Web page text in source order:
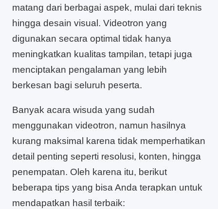
matang dari berbagai aspek, mulai dari teknis
hingga desain visual. Videotron yang
digunakan secara optimal tidak hanya
meningkatkan kualitas tampilan, tetapi juga
menciptakan pengalaman yang lebih
berkesan bagi seluruh peserta.
Banyak acara wisuda yang sudah
menggunakan videotron, namun hasilnya
kurang maksimal karena tidak memperhatikan
detail penting seperti resolusi, konten, hingga
penempatan. Oleh karena itu, berikut
beberapa tips yang bisa Anda terapkan untuk
mendapatkan hasil terbaik: